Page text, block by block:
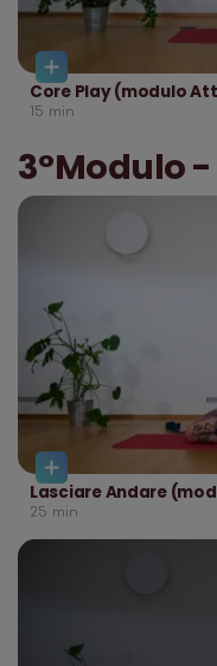
Core Play (modulo
15 min
3°Modulo
Lasciare Andare
25 min